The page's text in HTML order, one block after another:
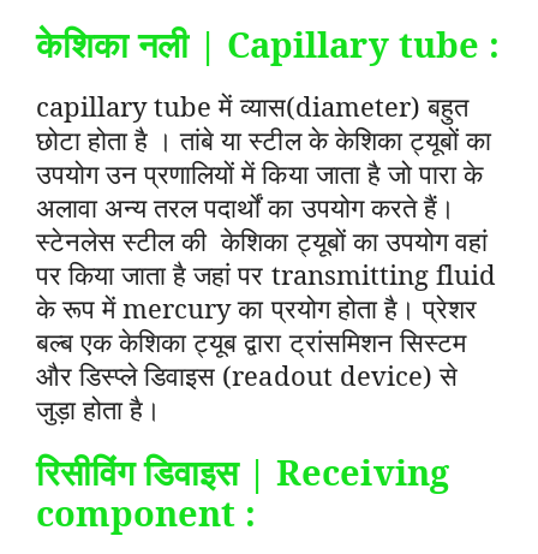
केशिका नली | Capillary tube :
capillary tube में व्यास(diameter) बहुत
छोटा होता है । तांबे या स्टील के केशिका ट्यूबों का
उपयोग उन प्रणालियों में किया जाता है जो पारा के
अलावा अन्य तरल पदार्थों का उपयोग करते हैं।
स्टेनलेस स्टील की केशिका ट्यूबों का उपयोग वहां
पर किया जाता है जहां पर transmitting fluid
के रूप में mercury का प्रयोग होता है। प्रेशर
बल्ब एक केशिका ट्यूब द्वारा ट्रांसमिशन सिस्टम
और डिस्प्ले डिवाइस (readout device) से
जुड़ा होता है।
रिसीविंग डिवाइस | Receiving
component :